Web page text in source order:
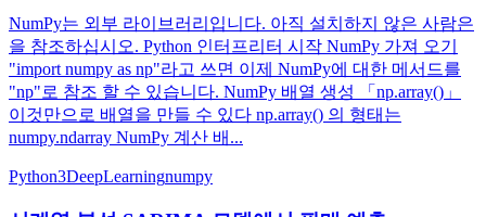
NumPy는 외부 라이브러리입니다. 아직 설치하지 않은 사람은
을 참조하십시오. Python 인터프리터 시작 NumPy 가져 오기
"import numpy as np"라고 쓰면 이제 NumPy에 대한 메서드를
"np"로 참조 할 수 있습니다. NumPy 배열 생성 「np.array()」
이것만으로 배열을 만들 수 있다 np.array() 의 형태는
numpy.ndarray NumPy 계산 배...
Python3DeepLearningnumpy